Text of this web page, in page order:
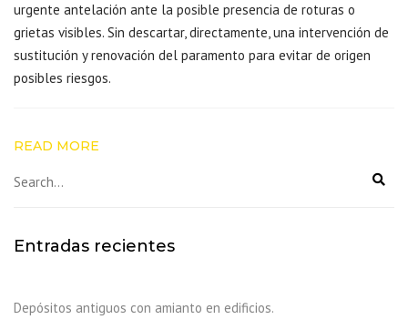
urgente antelación ante la posible presencia de roturas o
grietas visibles. Sin descartar, directamente, una intervención de
sustitución y renovación del paramento para evitar de origen
posibles riesgos.
READ MORE
Entradas recientes
Depósitos antiguos con amianto en edificios.